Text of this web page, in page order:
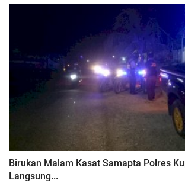
Birukan Malam Kasat Samapta Polres
Langsung...